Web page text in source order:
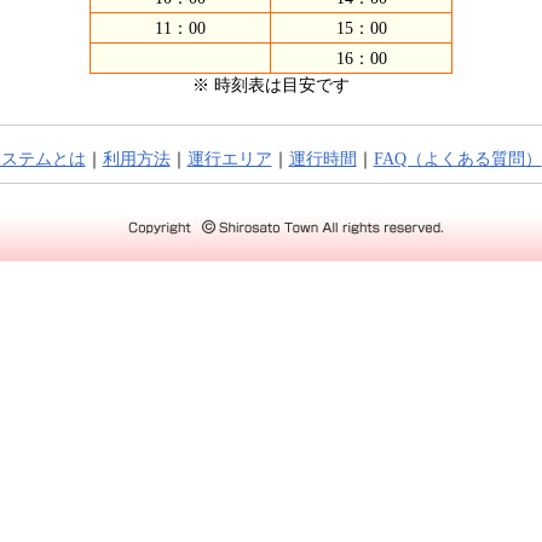
11：00
15：00
16：00
※ 時刻表は目安です
テムとは ｜ 利用方法｜ 運行エリア ｜ 運行時間 ｜ FAQ（よくある質問）